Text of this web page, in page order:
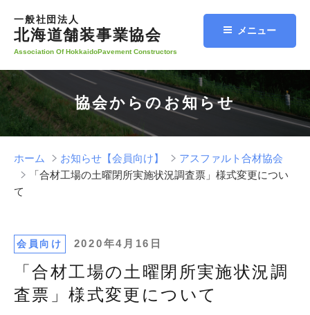
ツ
へ
ス
一般社団法人
北海道舗装事業協会
Association Of HokkaidoPavement Constructors
メニュー
協会からのお知らせ
ホーム お知らせ【会員向け】
アスファルト合材協会
「合材工場の土曜閉所実施状況調査票」様式変更につい
て
会員向け
投
日:
2020年4月16日
「合材工場の土曜閉所実施状況調
査票」様式変更について